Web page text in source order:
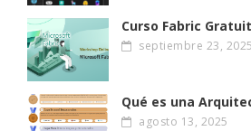
Curso Fabric
septiembre 23, 2025
Qué es una
agosto 13, 2025